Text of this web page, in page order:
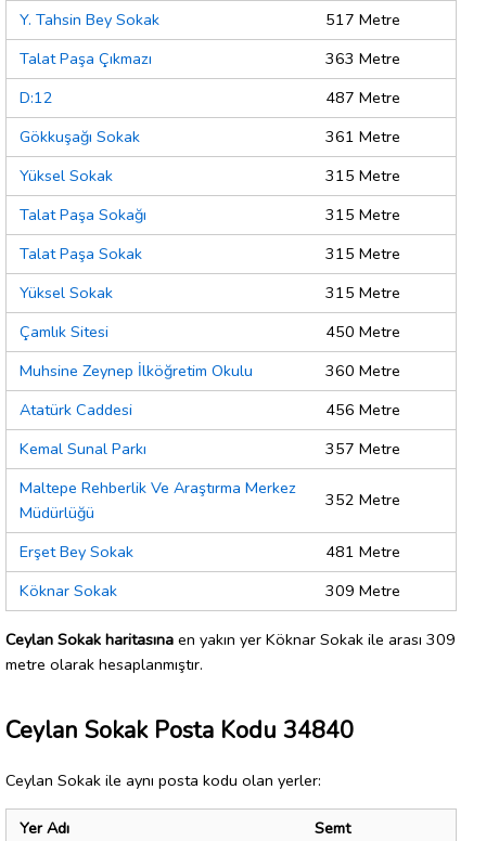
Y. Tahsin Bey Sokak
517 Metre
Talat Paşa Çıkmazı
363 Metre
D:12
487 Metre
Gökkuşağı Sokak
361 Metre
Yüksel Sokak
315 Metre
Talat Paşa Sokağı
315 Metre
Talat Paşa Sokak
315 Metre
Yüksel Sokak
315 Metre
Çamlık Sitesi
450 Metre
Muhsine Zeynep İlköğretim Okulu
360 Metre
Atatürk Caddesi
456 Metre
Kemal Sunal Parkı
357 Metre
Maltepe Rehberlik Ve Araştırma Merkez
Müdürlüğü
352 Metre
Erşet Bey Sokak
481 Metre
Köknar Sokak
309 Metre
Ceylan Sokak haritasına en yakın yer Köknar Sokak ile arası 309
metre olarak hesaplanmıştır.
Ceylan Sokak Posta Kodu 34840
Ceylan Sokak ile aynı posta kodu olan yerler:
Yer Adı
Semt